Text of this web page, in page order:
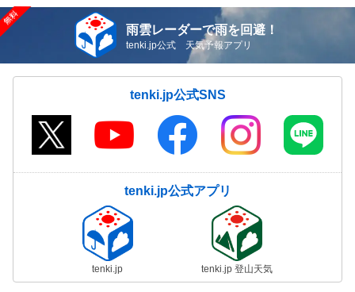
雨雲レーダーで雨を回避！
tenki.jp公式 天気予報アプリ
tenki.jp公式SNS
tenki.jp公式アプリ
tenki.jp tenki.jp 登山天気